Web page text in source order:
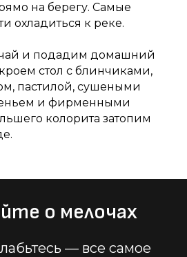
на берегу. Самые
охладиться к реке.
и подадим домашний
стол с блинчиками,
пастилой, сушеными
и фирменными
колорита затопим
о мелочах
— все самое